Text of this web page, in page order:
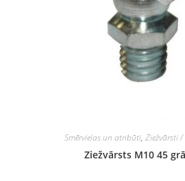
Smērvielas un atribūti, Ziežvārsti
Ziežvārsts M10 45